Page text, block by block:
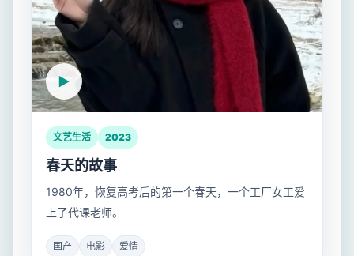
文艺生活 2023
春天的故事
1980年，恢复高考后的第一个春天，一个工厂女工爱
上了代课老师。
国产 电影 爱情